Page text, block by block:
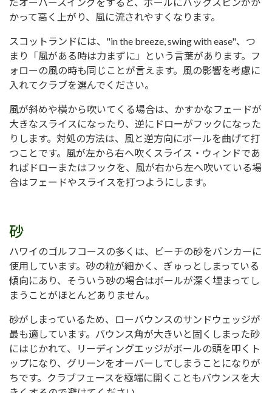
かって高く上がり、風に流されやすくなります。
スコットランドには、"in the breeze, swing with ease"、つ
まり「風がある時は力まずに」という言葉があります。フ
ォローの風の時も同じことが言えます。風の影響を考慮に
入れてクラブを選んでください。
風が斜めや横から吹いてくる場合は、かすかなフェードが
大きなスライスになったり、逆にドローがフックになった
りします。対処の方法は、風と逆方向にボールを曲げて打
つことです。風が左から右へ吹くスライス・ウィンドであ
ればドローまたはフックを、風が右から左へ吹いている場
合はフェードやスライスを打つようにします。
砂
ハワイのゴルフコースの多くは、ビーチの砂をバンカーに
使用しています。砂の粒が細かく、ぎゅっとしまっている
傾向にあり、そういう砂の場合はボールが深く埋まってし
まうことがほとんどありません。
砂がしまっているため、ローバウンスのサンドウェッジが
最も適しています。バウンス角が大きいと固くしまった砂
にはじかれて、リーディングエッジがボールの頭を叩くト
ップになり、グリーンをオーバーしてしまうことになりが
ちです。クラブフェースを極端に開くこともバウンスを大